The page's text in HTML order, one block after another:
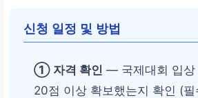
신청 일정 및 방법
① 자격 확인 — 국제대회 입상
20점 이상 확보했는지 확인 (